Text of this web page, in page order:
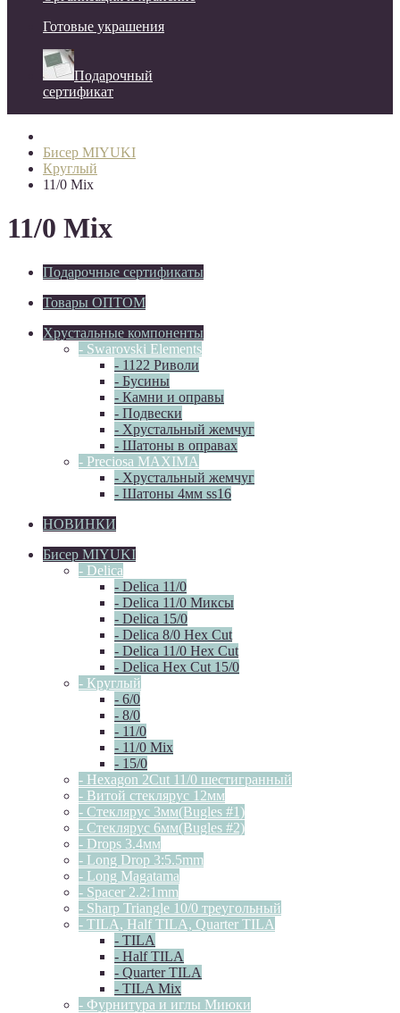
Готовые украшения
Подарочный
сертификат
Бисер MIYUKI
Круглый
11/0 Mix
11/0 Mix
Подарочные сертификаты
Товары ОПТОМ
Хрустальные компоненты
- Swarovski Elements
- 1122 Риволи
- Бусины
- Камни и оправы
- Подвески
- Хрустальный жемчуг
- Шатоны в оправах
- Preciosa MAXIMA
- Хрустальный жемчуг
- Шатоны 4мм ss16
НОВИНКИ
Бисер MIYUKI
- Delica
- Delica 11/0
- Delica 11/0 Миксы
- Delica 15/0
- Delica 8/0 Hex Cut
- Delica 11/0 Hex Cut
- Delica Hex Cut 15/0
- Круглый
- 6/0
- 8/0
- 11/0
- 11/0 Mix
- 15/0
- Hexagon 2Cut 11/0 шестигранный
- Витой стеклярус 12мм
- Стеклярус 3мм(Bugles #1)
- Стеклярус 6мм(Bugles #2)
- Drops 3.4мм
- Long Drop 3:5.5mm
- Long Magatama
- Spacer 2.2:1mm
- Sharp Triangle 10/0 треугольный
- TILA, Half TILA, Quarter TILA
- TILA
- Half TILA
- Quarter TILA
- TILA Mix
- Фурнитура и иглы Миюки